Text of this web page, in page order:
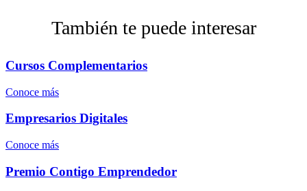
También te puede interesar
Cursos Complementarios
Conoce más
Empresarios Digitales
Conoce más
Premio Contigo Emprendedor